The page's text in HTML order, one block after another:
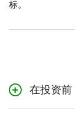
标。
在投资前
在投资前，全